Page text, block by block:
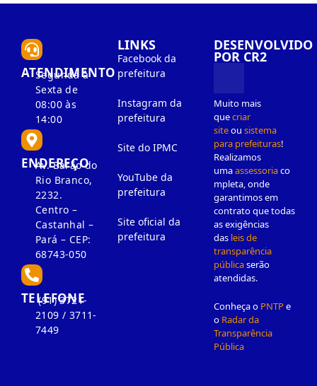
ATENDIMENTO
Segunda à
Sexta de
08:00 às
14:00
ENDEREÇO
Av. Barão do
Rio Branco,
2232.
Centro –
Castanhal –
Pará – CEP:
68743-050
TELEFONE
(91) 3721-
2109 / 3711-
7449
LINKS
Facebook da
prefeitura
Instagram da
prefeitura
Site do IPMC
YouTube da
prefeitura
Site oficial da
prefeitura
DESENVOLVIDO
POR CR2
Muito mais
quecriar
siteou sistema
para prefeituras!
Realizamos
umaassessoriaco
mpleta, onde
garantimos em
contrato que todas
as exigências
das leis de
transparência
públicaserão
atendidas.
Conheça o PNTPe
o Radar da
Transparência
Pública